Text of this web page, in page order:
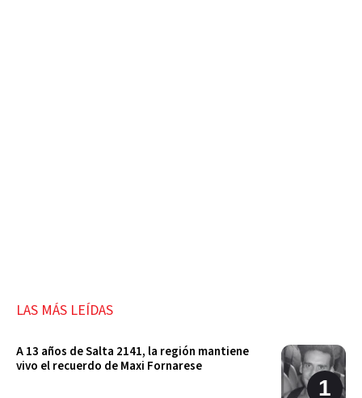
LAS MÁS LEÍDAS
A 13 años de Salta 2141, la región mantiene
vivo el recuerdo de Maxi Fornarese